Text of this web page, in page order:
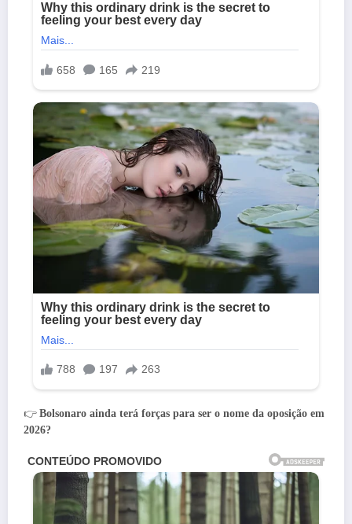
👉 Bolsonaro ainda terá forças para ser o nome da oposição em
2026?